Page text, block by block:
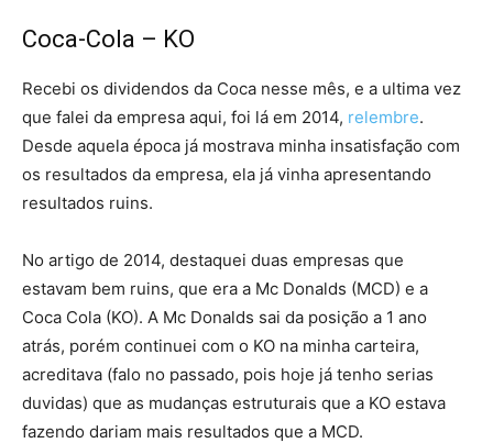
Coca-Cola – KO
Recebi os dividendos da Coca nesse mês, e a ultima vez
que falei da empresa aqui, foi lá em 2014, relembre.
Desde aquela época já mostrava minha insatisfação com
os resultados da empresa, ela já vinha apresentando
resultados ruins.
No artigo de 2014, destaquei duas empresas que
estavam bem ruins, que era a Mc Donalds (MCD) e a
Coca Cola (KO). A Mc Donalds sai da posição a 1 ano
atrás, porém continuei com o KO na minha carteira,
acreditava (falo no passado, pois hoje já tenho serias
duvidas) que as mudanças estruturais que a KO estava
fazendo dariam mais resultados que a MCD.